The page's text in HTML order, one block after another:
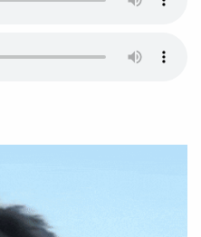
em contato